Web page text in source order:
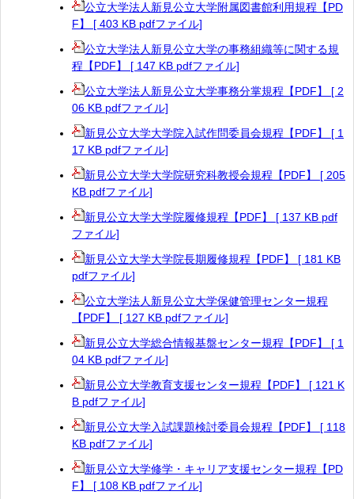
公立大学法人新見公立大学附属図書館利用規程【PD
F】 [ 403 KB pdfファイル]
公立大学法人新見公立大学の事務組織等に関する規
程【PDF】 [ 147 KB pdfファイル]
公立大学法人新見公立大学事務分掌規程【PDF】 [ 2
06 KB pdfファイル]
新見公立大学大学院入試作問委員会規程【PDF】 [ 1
17 KB pdfファイル]
新見公立大学大学院研究科教授会規程【PDF】 [ 205
KB pdfファイル]
新見公立大学大学院履修規程【PDF】 [ 137 KB pdf
ファイル]
新見公立大学大学院長期履修規程【PDF】 [ 181 KB
pdfファイル]
公立大学法人新見公立大学保健管理センター規程
【PDF】 [ 127 KB pdfファイル]
新見公立大学総合情報基盤センター規程【PDF】 [ 1
04 KB pdfファイル]
新見公立大学教育支援センター規程【PDF】 [ 121 K
B pdfファイル]
新見公立大学入試課題検討委員会規程【PDF】 [ 118
KB pdfファイル]
新見公立大学修学・キャリア支援センター規程【PD
F】 [ 108 KB pdfファイル]